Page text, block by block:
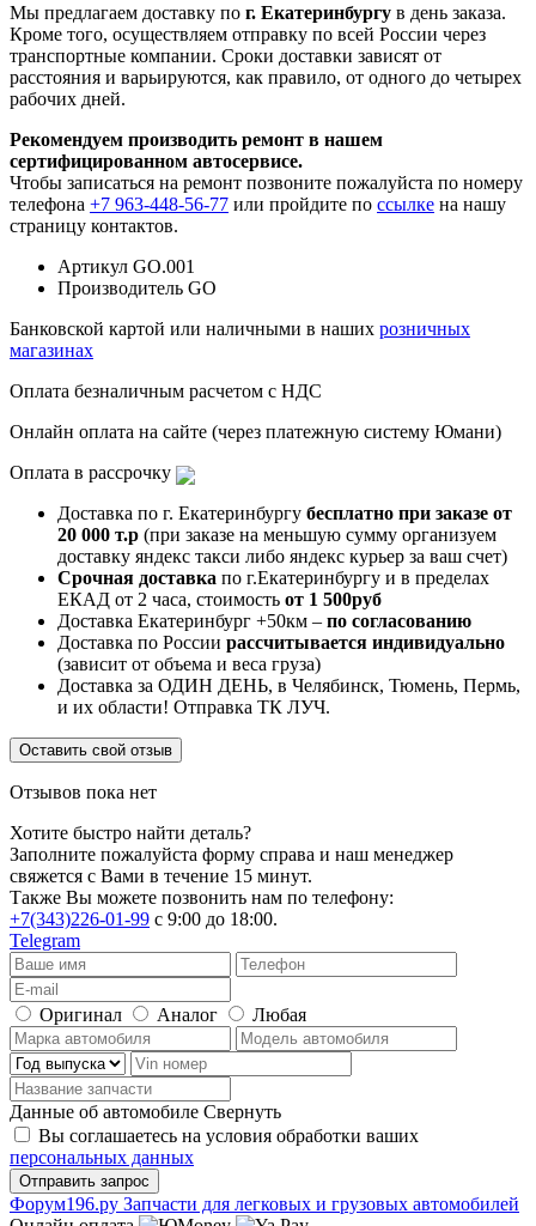
Мы предлагаем доставку по г. Екатеринбургу в день заказа.
Кроме того, осуществляем отправку по всей России через
транспортные компании. Сроки доставки зависят от
расстояния и варьируются, как правило, от одного до четырех
рабочих дней.
Рекомендуем производить ремонт в нашем
сертифицированном автосервисе.
Чтобы записаться на ремонт позвоните пожалуйста по номеру
телефона +7 963-448-56-77 или пройдите по ссылке на нашу
страницу контактов.
Артикул GO.001
Производитель GO
Банковской картой или наличными в наших розничных
магазинах
Оплата безналичным расчетом с НДС
Онлайн оплата на сайте (через платежную систему Юмани)
Оплата в рассрочку
Доставка по г. Екатеринбургу бесплатно при заказе от
20 000 т.р (при заказе на меньшую сумму организуем
доставку яндекс такси либо яндекс курьер за ваш счет)
Срочная доставка по г.Екатеринбургу и в пределах
ЕКАД от 2 часа, стоимость от 1 500руб
Доставка Екатеринбург +50км – по согласованию
Доставка по России рассчитывается индивидуально
(зависит от объема и веса груза)
Доставка за ОДИН ДЕНЬ, в Челябинск, Тюмень, Пермь,
и их области! Отправка ТК ЛУЧ.
Оставить свой отзыв
Отзывов пока нет
Хотите быстро найти деталь?
Заполните пожалуйста форму справа и наш менеджер
свяжется с Вами в течение 15 минут.
Также Вы можете позвонить нам по телефону:
+7(343)226-01-99 с 9:00 до 18:00.
Telegram
Оригинал Аналог Любая
Данные об автомобиле Свернуть
Вы соглашаетесь на условия обработки ваших
персональных данных
Фoрум196.ру Запчасти для легковых и грузовых автомобилей